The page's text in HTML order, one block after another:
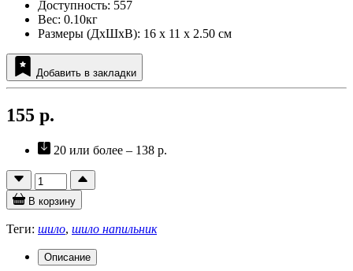
Доступность: 557
Вес: 0.10кг
Размеры (ДxШxВ): 16 x 11 x 2.50 см
Добавить в закладки
155 р.
20 или более – 138 р.
В корзину
Теги: шило, шило напильник
Описание